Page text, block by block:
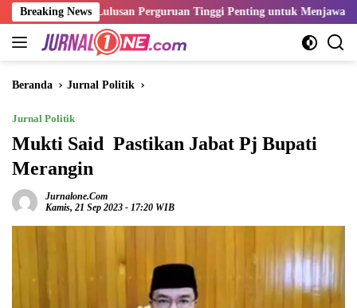
Langsung
ke
konten
Breaking News
Lulusan Perguruan Tinggi Penting untuk Menjawab Kebutuhan
Beranda Jurnal Politik
Jurnal Politik
Mukti Said Pastikan Jabat Pj Bupati
Merangin
Jurnalone.com
Kamis, 21 Sep 2023 - 17:20 WIB